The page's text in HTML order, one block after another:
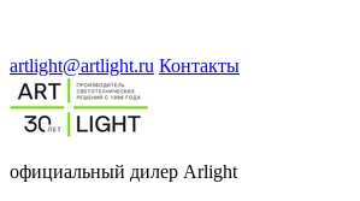
artlight@artlight.ru Контакты
официальный дилер Arlight